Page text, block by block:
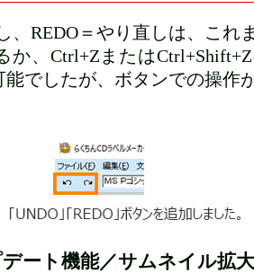
、REDO＝やり直しは、これ
か、Ctrl+Zまたは
能でしたが、ボタンでの操作
ート機能／サムネイル拡